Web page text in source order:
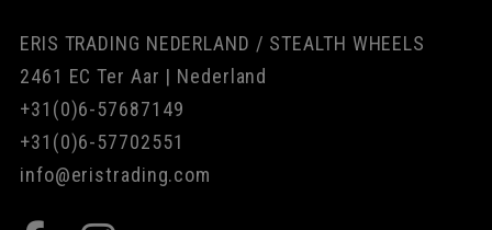
ERIS TRADING NEDERLAND / STEALTH WHEELS
2461 EC Ter Aar | Nederland
+31(0)6-57687149
+31(0)6-57702551
info@eristrading.com